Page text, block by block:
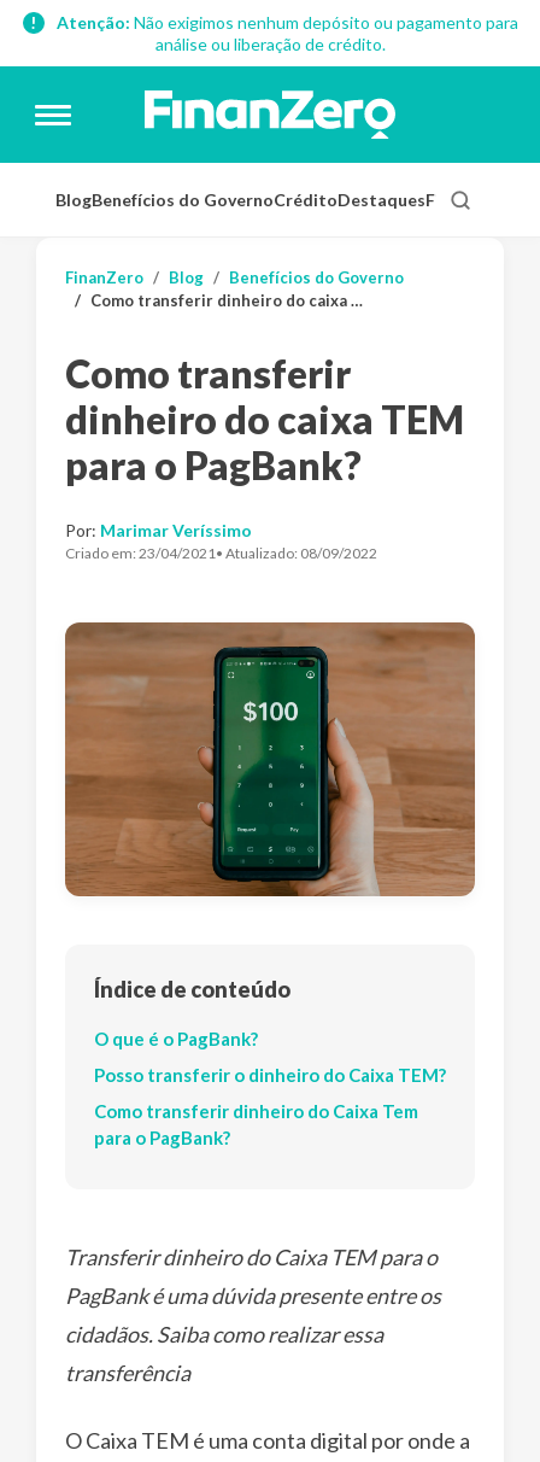
Atenção: Não exigimos nenhum depósito ou pagamento para
análise ou liberação de crédito.
BlogBenefícios do GovernoCréditoDestaquesFinanças
FinanZero Blog
Benefícios do Governo
Como transferir dinheiro do caixa TEM para o PagBank?
Como transferir
dinheiro do caixa TEM
para o PagBank?
Por: Marimar Veríssimo
Criado em: 23/04/2021• Atualizado: 08/09/2022
Índice de conteúdo
O que é o PagBank?
Posso transferir o dinheiro do Caixa TEM?
Como transferir dinheiro do Caixa Tem
para o PagBank?
Transferir dinheiro do Caixa TEM para o
PagBank é uma dúvida presente entre os
cidadãos. Saiba como realizar essa
transferência
O Caixa TEM é uma conta digital por onde a